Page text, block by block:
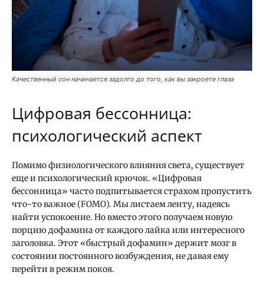
Качественный сон начинается задолго до того, как вы закроете глаза
Цифровая бессонница:
психологический аспект
Помимо физиологического влияния света, существует
еще и психологический крючок. «Цифровая
бессонница» часто подпитывается страхом пропустить
что-то важное (FOMO). Мы листаем ленту, надеясь
найти успокоение. Но вместо этого получаем новую
порцию дофамина от каждого лайка или интересного
заголовка. Этот «быстрый дофамин» держит мозг в
состоянии постоянного возбуждения, не давая ему
перейти в режим покоя.